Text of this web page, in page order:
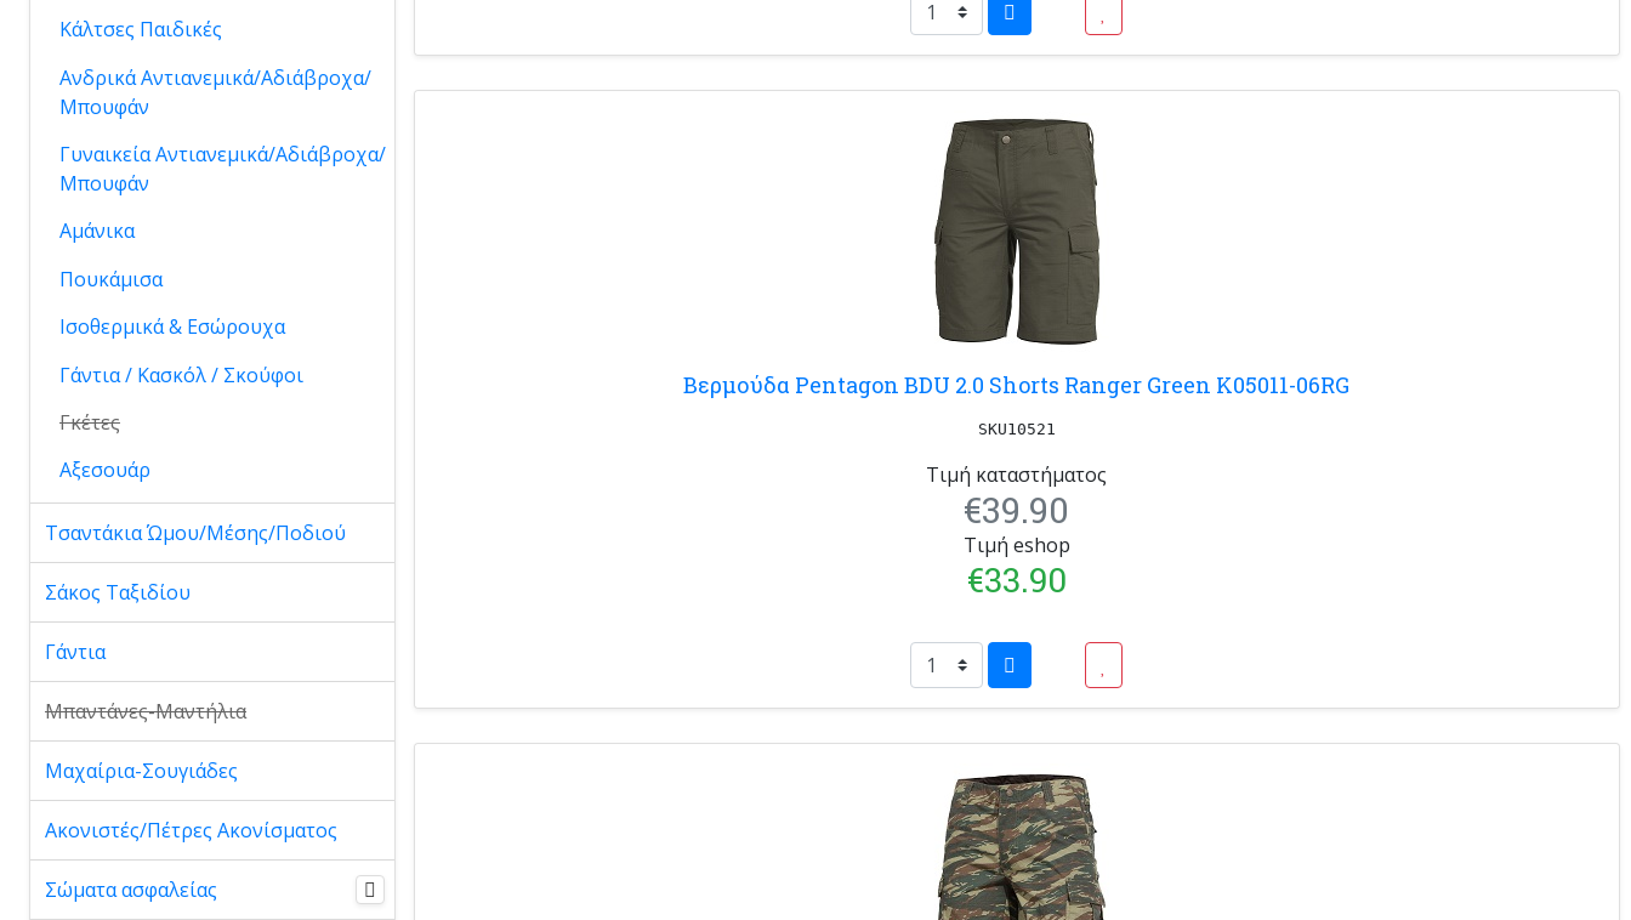
Βερμούδα Pentagon BDU 2.0 Shorts Ranger Green K05011-06RG
SKU10521
Τιμή καταστήματος
€39.90
Τιμή eshop
€33.90
Κάλτσες Παιδικές
Ανδρικά Αντιανεμικά/Αδιάβροχα/
Μπουφάν
Γυναικεία Αντιανεμικά/Αδιάβροχα/
Μπουφάν
Αμάνικα
Πουκάμισα
Ισοθερμικά & Εσώρουχα
Γάντια / Κασκόλ / Σκούφοι
Γκέτες
Αξεσουάρ
Τσαντάκια Ώμου/Μέσης/Ποδιού
Σάκος Ταξιδίου
Γάντια
Μπαντάνες-Μαντήλια
Μαχαίρια-Σουγιάδες
Ακονιστές/Πέτρες Ακονίσματος
Σώματα ασφαλείας